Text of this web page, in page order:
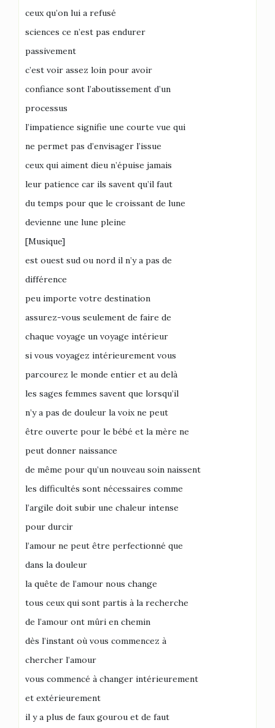
ceux qu’on lui a refusé
sciences ce n’est pas endurer
passivement
c’est voir assez loin pour avoir
confiance sont l’aboutissement d’un
processus
l’impatience signifie une courte vue qui
ne permet pas d’envisager l’issue
ceux qui aiment dieu n’épuise jamais
leur patience car ils savent qu’il faut
du temps pour que le croissant de lune
devienne une lune pleine
[Musique]
est ouest sud ou nord il n’y a pas de
différence
peu importe votre destination
assurez-vous seulement de faire de
chaque voyage un voyage intérieur
si vous voyagez intérieurement vous
parcourez le monde entier et au delà
les sages femmes savent que lorsqu’il
n’y a pas de douleur la voix ne peut
être ouverte pour le bébé et la mère ne
peut donner naissance
de même pour qu’un nouveau soin naissent
les difficultés sont nécessaires comme
l’argile doit subir une chaleur intense
pour durcir
l’amour ne peut être perfectionné que
dans la douleur
la quête de l’amour nous change
tous ceux qui sont partis à la recherche
de l’amour ont mûri en chemin
dès l’instant où vous commencez à
chercher l’amour
vous commencé à changer intérieurement
et extérieurement
il y a plus de faux gourou et de faut